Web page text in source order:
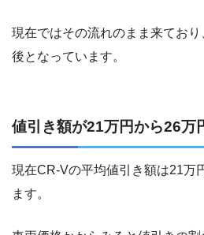
現在ではその流れのまま来てお
後となっています。
値引き額が21万円から26万
現在CR-Vの平均値引き額は21万
ます。